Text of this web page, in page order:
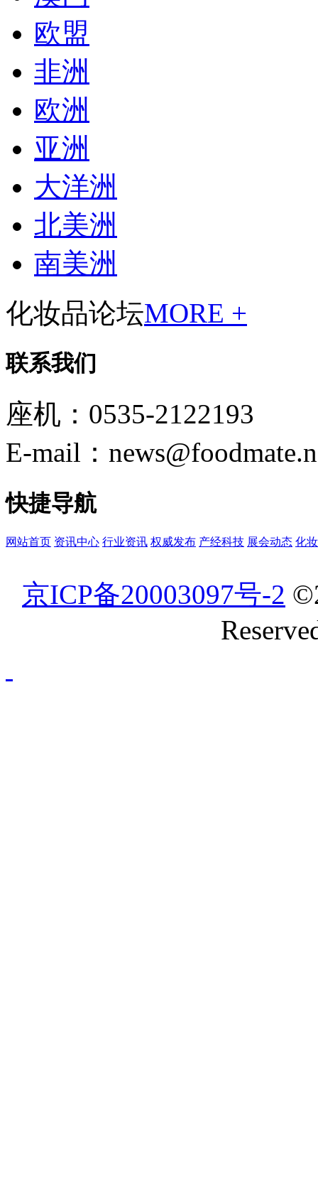
欧盟
非洲
欧洲
亚洲
大洋洲
北美洲
南美洲
化妆品论坛MORE +
联系我们
座机：0535-2122193
E-mail：
快捷导航
网站首页 资讯中心 行业资讯 权威发布 产经科技 展会动态 化
京ICP备20003097号-2